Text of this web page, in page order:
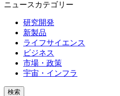
ニュースカテゴリー
研究開発
新製品
ライフサイエンス
ビジネス
市場・政策
宇宙・インフラ
検索